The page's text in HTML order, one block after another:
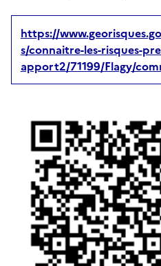
https://
s/connaitre-les-risques-
apport2/71199/Flagy/